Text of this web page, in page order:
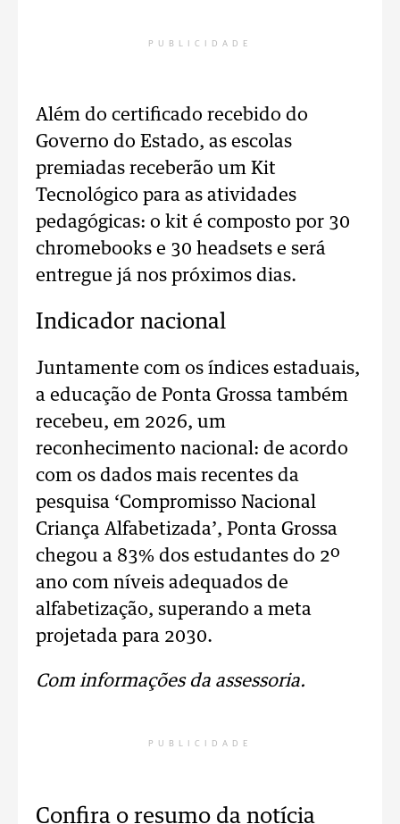
PUBLICIDADE
Além do certificado recebido do
Governo do Estado, as escolas
premiadas receberão um Kit
Tecnológico para as atividades
pedagógicas: o kit é composto por 30
chromebooks e 30 headsets e será
entregue já nos próximos dias.
Indicador nacional
Juntamente com os índices estaduais,
a educação de Ponta Grossa também
recebeu, em 2026, um
reconhecimento nacional: de acordo
com os dados mais recentes da
pesquisa ‘Compromisso Nacional
Criança Alfabetizada’, Ponta Grossa
chegou a 83% dos estudantes do 2º
ano com níveis adequados de
alfabetização, superando a meta
projetada para 2030.
Com informações da assessoria.
PUBLICIDADE
Confira o resumo da notícia